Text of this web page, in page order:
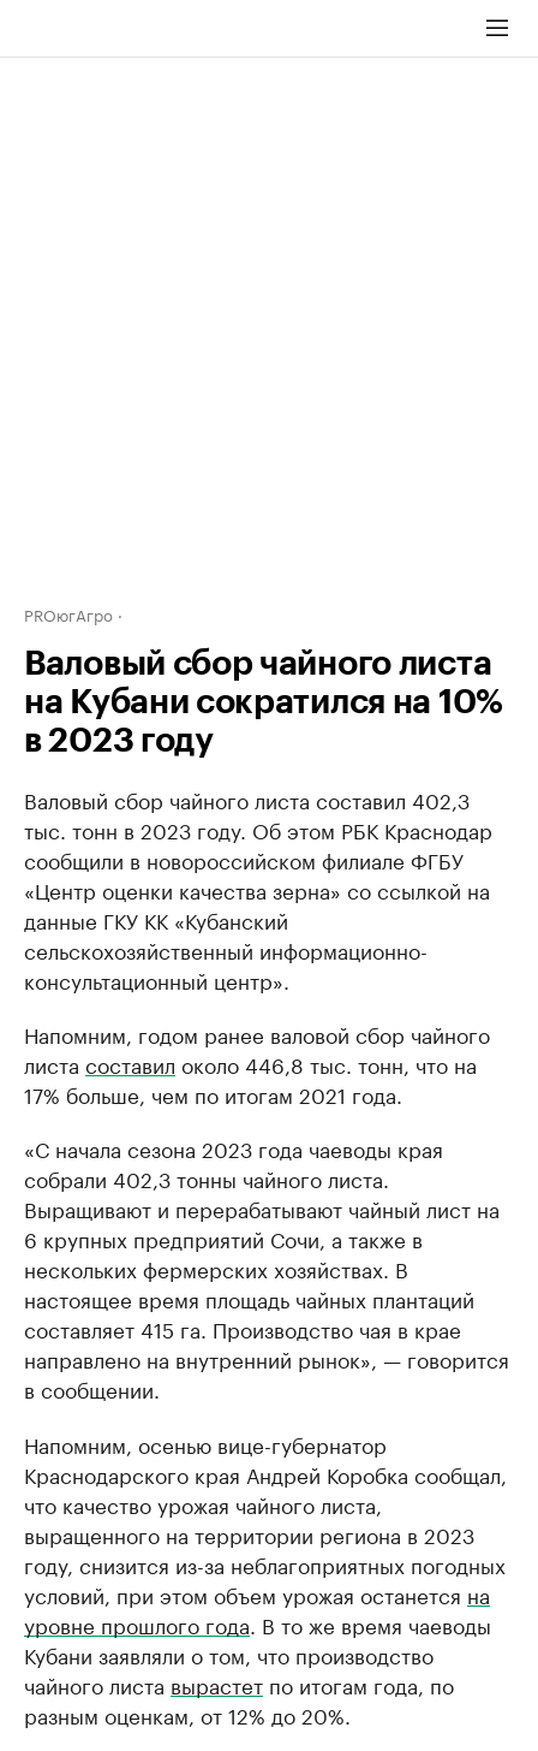
PROюгАгро
Валовый сбор чайного листа
на Кубани сократился на 10%
в 2023 году
Валовый сбор чайного листа составил 402,3
тыс. тонн в 2023 году. Об этом РБК Краснодар
сообщили в новороссийском филиале ФГБУ
«Центр оценки качества зерна» со ссылкой на
данные ГКУ КК «Кубанский
сельскохозяйственный информационно-
консультационный центр».
Напомним, годом ранее валовой сбор чайного
листа составил около 446,8 тыс. тонн, что на
17% больше, чем по итогам 2021 года.
«С начала сезона 2023 года чаеводы края
собрали 402,3 тонны чайного листа.
Выращивают и перерабатывают чайный лист на
6 крупных предприятий Сочи, а также в
нескольких фермерских хозяйствах. В
настоящее время площадь чайных плантаций
составляет 415 га. Производство чая в крае
направлено на внутренний рынок», — говорится
в сообщении.
Напомним, осенью вице-губернатор
Краснодарского края Андрей Коробка сообщал,
что качество урожая чайного листа,
выращенного на территории региона в 2023
году, снизится из-за неблагоприятных погодных
условий, при этом объем урожая останется на
уровне прошлого года . В то же время чаеводы
Кубани заявляли о том, что производство
чайного листа вырастет по итогам года, по
разным оценкам, от 12% до 20%.